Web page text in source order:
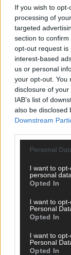
If you wish to
processing of
targeted
section to
opt-out request is
interest-based
us or personal
your opt-out. You
disclosure of
IAB’s list of
also be disclosed
Downstream
Personal
I want to
personal data.
Opted In
I want to
Personal
Opted In
I want to
Personal
Opted In
ANZEIGE
SCHNELL ZUM
Nachrichten
Ratgeber
Wissen